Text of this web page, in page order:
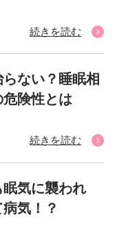
続きを読む
ない？睡眠相
険性とは
続きを読む
気に襲われ
気！？